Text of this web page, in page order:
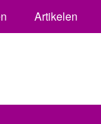
Artikelen